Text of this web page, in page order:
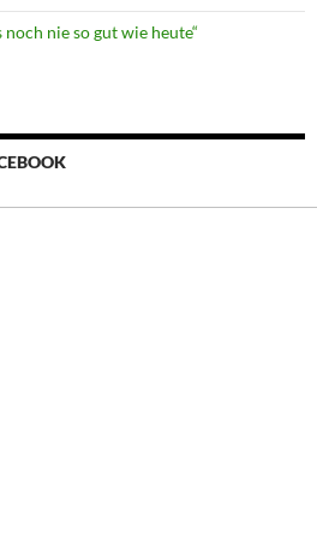
nie so gut wie heute“